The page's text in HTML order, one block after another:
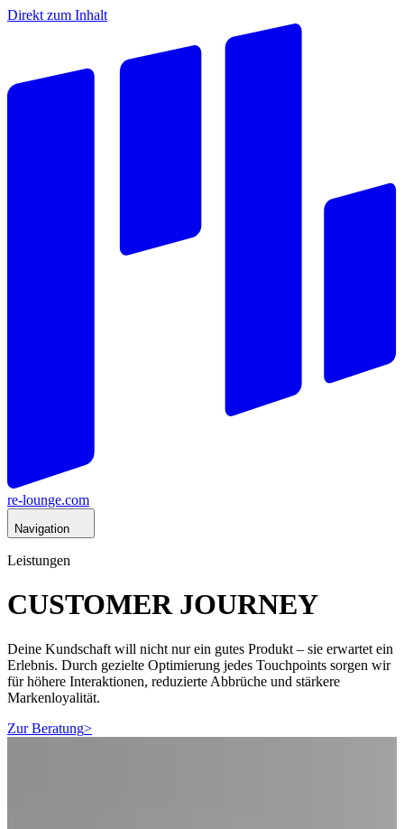
Direkt zum Inhalt
re-lounge.com
Navigation
Leistungen
CUSTOMER JOURNEY
Deine Kundschaft will nicht nur ein gutes Produkt – sie erwartet ein
Erlebnis. Durch gezielte Optimierung jedes Touchpoints sorgen wir
für höhere Interaktionen, reduzierte Abbrüche und stärkere
Markenloyalität.
Zur Beratung>